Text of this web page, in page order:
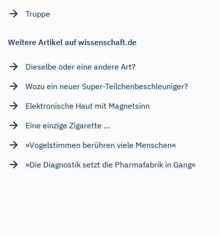
Truppe
Weitere Artikel auf wissenschaft.de
Dieselbe oder eine andere Art?
Wozu ein neuer Super-Teilchenbeschleuniger?
Elektronische Haut mit Magnetsinn
Eine einzige Zigarette …
»Vogelstimmen berühren viele Menschen«
»Die Diagnostik setzt die Pharmafabrik in Gang«